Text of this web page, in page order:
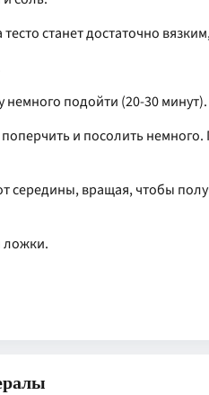
станет достаточно
немного подойти (20-30 минут).
и посолить
середины, вращая, чтобы
ложки.